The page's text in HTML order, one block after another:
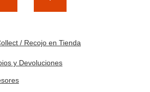
/ Recojo en Tienda
y Devoluciones